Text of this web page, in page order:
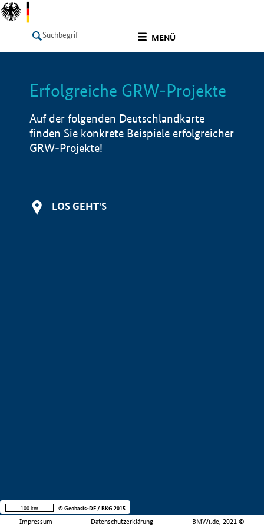
MENÜ
LISTE Info
Erfolgreiche GRW-Projekte
Auf der folgenden Deutschlandkarte
finden Sie konkrete Beispiele erfolgreicher
GRW-Projekte!
LOS GEHT'S
Impressum Datenschutzerklärung BMWi.de, 2021 ©
100 km © Geobasis-DE / BKG 2015